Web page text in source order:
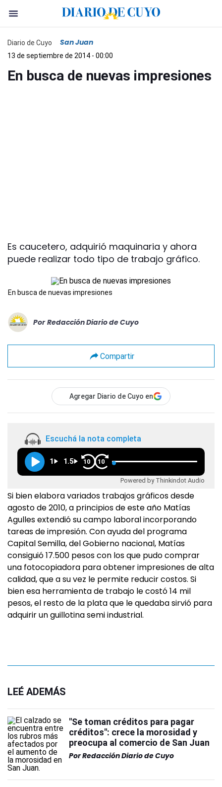
Diario de Cuyo San Juan
13 de septiembre de 2014 - 00:00
En busca de nuevas impresiones
Es caucetero, adquirió maquinaria y ahora
puede realizar todo tipo de trabajo gráfico.
En busca de nuevas impresiones
Por Redacción Diario de Cuyo
Compartir
Agregar Diario de Cuyo en
Escuchá la nota completa
1 1.5 10 10
Powered by Thinkindot Audio
Si bien elabora variados trabajos gráficos desde
agosto de 2010, a principios de este año Matías
Agulles extendió su campo laboral incorporando
tareas de impresión. Con ayuda del programa
Capital Semilla, del Gobierno nacional, Matías
consiguió 17.500 pesos con los que pudo comprar
una fotocopiadora para obtener impresiones de alta
calidad, que a su vez le permite reducir costos. Si
bien esa herramienta de trabajo le costó 14 mil
pesos, el resto de la plata que le quedaba sirvió para
adquirir un guillotina semi industrial.
LEÉ ADEMÁS
"Se toman créditos para pagar
créditos": crece la morosidad y
preocupa al comercio de San Juan
PorRedacción Diario de Cuyo